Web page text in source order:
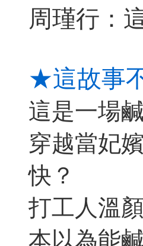
周瑾行：
★這故事
這是一場
穿越當妃
快？
打工人溫
本以為能